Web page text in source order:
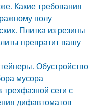
Какие требования
полу
Плитка из резины
превратит вашу
Обустройство
мусора
сети с
дифавтоматов